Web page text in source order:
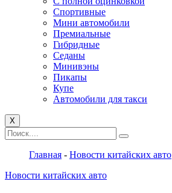
Спортивные
Мини автомобили
Премиальные
Гибридные
Седаны
Минивэны
Пикапы
Купе
Автомобили для такси
X
Главная - Новости китайских авто
Новости китайских авто